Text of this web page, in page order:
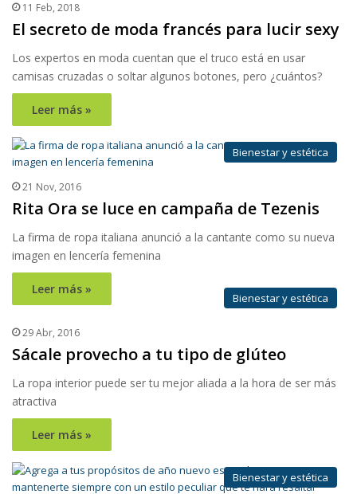
11 Feb, 2018
El secreto de moda francés para lucir sexy
Los expertos en moda cuentan que el truco está en usar
camisas cruzadas o soltar algunos botones, pero ¿cuántos?
Leer más »
Bienestar y estética
21 Nov, 2016
Rita Ora se luce en campaña de Tezenis
La firma de ropa italiana anunció a la cantante como su nueva
imagen en lencería femenina
Leer más »
Bienestar y estética
29 Abr, 2016
Sácale provecho a tu tipo de glúteo
La ropa interior puede ser tu mejor aliada a la hora de ser más
atractiva
Leer más »
Bienestar y estética